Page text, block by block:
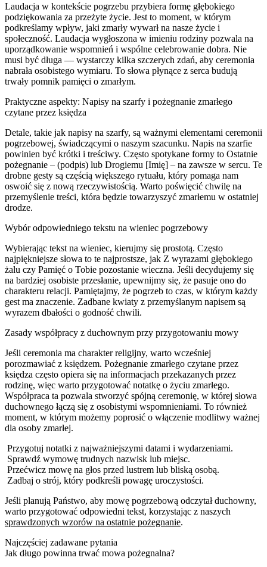
Laudacja w kontekście pogrzebu przybiera formę głębokiego
podziękowania za przeżyte życie. Jest to moment, w którym
podkreślamy wpływ, jaki zmarły wywarł na nasze życie i
społeczność. Laudacja wygłoszona w imieniu rodziny pozwala na
uporządkowanie wspomnień i wspólne celebrowanie dobra. Nie
musi być długa — wystarczy kilka szczerych zdań, aby ceremonia
nabrała osobistego wymiaru. To słowa płynące z serca budują
trwały pomnik pamięci o zmarłym.
Praktyczne aspekty: Napisy na szarfy i pożegnanie zmarłego
czytane przez księdza
Detale, takie jak napisy na szarfy, są ważnymi elementami ceremonii
pogrzebowej, świadczącymi o naszym szacunku. Napis na szarfie
powinien być krótki i treściwy. Często spotykane formy to Ostatnie
pożegnanie – (podpis) lub Drogiemu [Imię] – na zawsze w sercu. Te
drobne gesty są częścią większego rytuału, który pomaga nam
oswoić się z nową rzeczywistością. Warto poświęcić chwilę na
przemyślenie treści, która będzie towarzyszyć zmarłemu w ostatniej
drodze.
Wybór odpowiedniego tekstu na wieniec pogrzebowy
Wybierając tekst na wieniec, kierujmy się prostotą. Często
najpiękniejsze słowa to te najprostsze, jak Z wyrazami głębokiego
żalu czy Pamięć o Tobie pozostanie wieczna. Jeśli decydujemy się
na bardziej osobiste przesłanie, upewnijmy się, że pasuje ono do
charakteru relacji. Pamiętajmy, że pogrzeb to czas, w którym każdy
gest ma znaczenie. Zadbane kwiaty z przemyślanym napisem są
wyrazem dbałości o godność chwili.
Zasady współpracy z duchownym przy przygotowaniu mowy
Jeśli ceremonia ma charakter religijny, warto wcześniej
porozmawiać z księdzem. Pożegnanie zmarłego czytane przez
księdza często opiera się na informacjach przekazanych przez
rodzinę, więc warto przygotować notatkę o życiu zmarłego.
Współpraca ta pozwala stworzyć spójną ceremonię, w której słowa
duchownego łączą się z osobistymi wspomnieniami. To również
moment, w którym możemy poprosić o włączenie modlitwy ważnej
dla osoby zmarłej.
Przygotuj notatki z najważniejszymi datami i wydarzeniami.
Sprawdź wymowę trudnych nazwisk lub miejsc.
Przećwicz mowę na głos przed lustrem lub bliską osobą.
Zadbaj o strój, który podkreśli powagę uroczystości.
Jeśli planują Państwo, aby mowę pogrzebową odczytał duchowny,
warto przygotować odpowiedni tekst, korzystając z naszych
sprawdzonych wzorów na ostatnie pożegnanie.
Najczęściej zadawane pytania
Jak długo powinna trwać mowa pożegnalna?